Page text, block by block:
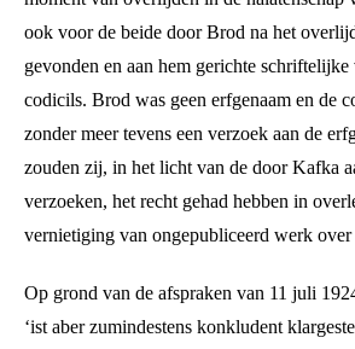
ook voor de beide door Brod na het
gevonden en aan hem gerichte schriftelijke
codicils. Brod was geen erfgenaam en de
zonder meer tevens een verzoek aan de
zouden zij, in het licht van de door Kafka
verzoeken, het recht gehad hebben in
vernietiging van ongepubliceerd werk over
Op grond van de afspraken van 11 juli
‘ist aber zumindestens konkludent